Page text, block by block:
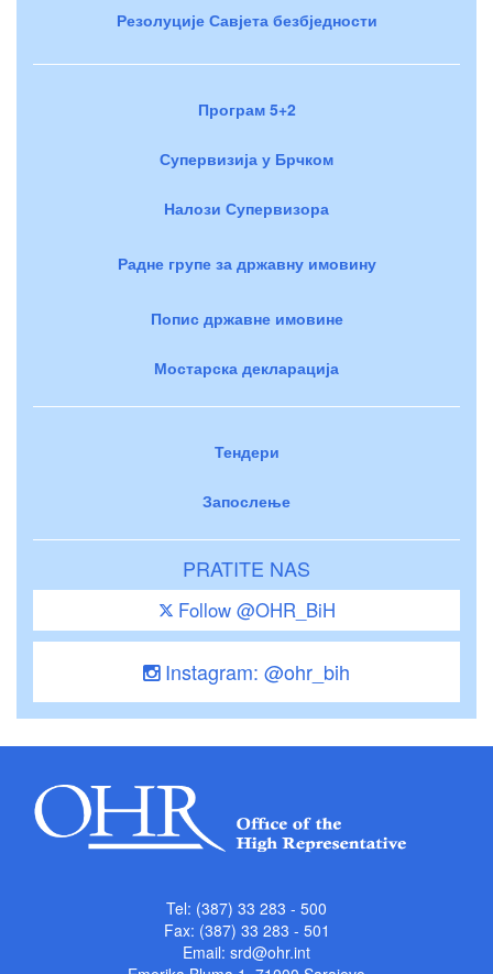
Резолуције Савјета безбједности
Програм 5+2
Супервизија у Брчком
Налози Супервизора
Радне групе за државну имовину
Попис државне имовине
Мостарска декларација
Тендери
Запослење
PRATITE NAS
Follow @OHR_BiH
Instagram: @ohr_bih
Tel: (387) 33 283 - 500
Fax: (387) 33 283 - 501
Email: srd@ohr.int